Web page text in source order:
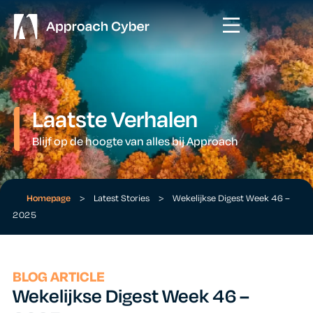
Laatste Verhalen
Blijf op de hoogte van alles bij Approach
Homepage > Latest Stories >
Wekelijkse Digest Week 46 –
2025
BLOG ARTICLE
Wekelijkse Digest Week 46 –